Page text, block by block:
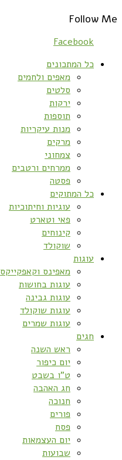
Follow Me
Facebook
כל המתכונים
מאפים ולחמים
סלטים
ירקות
תוספות
מנות עיקריות
מרקים
צמחוני
ממרחים ורטבים
פסטה
כל המתוקים
עוגיות וחיתוכיות
פאי וטארט
קינוחים
שוקולד
עוגות
מאפינס וקאפקייקס
עוגות בחושות
עוגות גבינה
עוגות שוקולד
עוגות שמרים
חגים
ראש השנה
יום כיפור
ט”ו בשבט
חג האהבה
חנוכה
פורים
פסח
יום העצמאות
שבועות